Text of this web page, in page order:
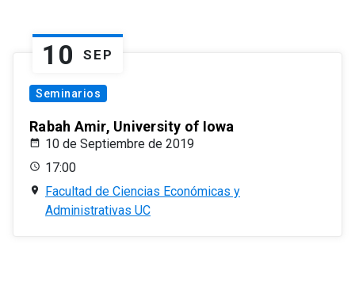
10 SEP
Seminarios
Rabah Amir, University of Iowa
10 de Septiembre de 2019
17:00
Facultad de Ciencias Económicas y
Administrativas UC